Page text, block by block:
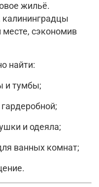
жильё.
месте, сэкономив
найти:
и тумбы;
и одеяла;
ванных комнат;